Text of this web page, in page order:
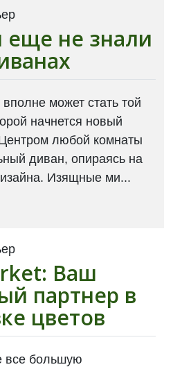
еще не знали
может стать той
начнется новый
любой комнаты
диван, опираясь на
Изящные ми...
Ваш
партнер в
цветов
все большую